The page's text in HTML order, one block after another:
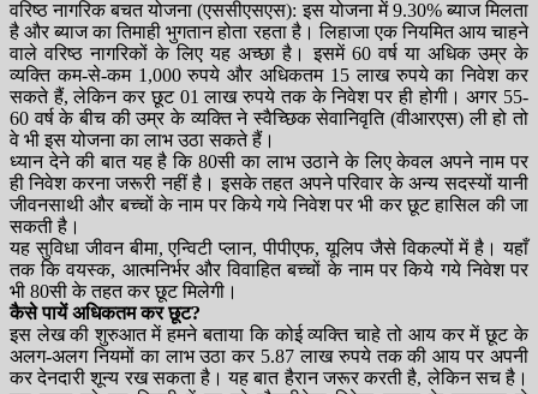
वरिष्ठ नागरिक बचत योजना (एससीएसएस): इस योजना में 9.30% ब्याज मिलता
है और ब्याज का तिमाही भुगतान होता रहता है। लिहाजा एक नियमित आय चाहने
वाले वरिष्ठ नागरिकों के लिए यह अच्छा है। इसमें 60 वर्ष या अधिक उम्र के
व्यक्ति कम-से-कम 1,000 रुपये और अधिकतम 15 लाख रुपये का निवेश कर
सकते हैं, लेकिन कर छूट 01 लाख रुपये तक के निवेश पर ही होगी। अगर 55-
60 वर्ष के बीच की उम्र के व्यक्ति ने स्वैच्छिक सेवानिवृति (वीआरएस) ली हो तो
वे भी इस योजना का लाभ उठा सकते हैं।
ध्यान देने की बात यह है कि 80सी का लाभ उठाने के लिए केवल अपने नाम पर
ही निवेश करना जरूरी नहीं है। इसके तहत अपने परिवार के अन्य सदस्यों यानी
जीवनसाथी और बच्चों के नाम पर किये गये निवेश पर भी कर छूट हासिल की जा
सकती है।
यह सुविधा जीवन बीमा, एन्विटी प्लान, पीपीएफ, यूलिप जैसे विकल्पों में है। यहाँ
तक कि वयस्क, आत्मनिर्भर और विवाहित बच्चों के नाम पर किये गये निवेश पर
भी 80सी के तहत कर छूट मिलेगी।
कैसे पायें अधिकतम कर छूट?
इस लेख की शुरुआत में हमने बताया कि कोई व्यक्ति चाहे तो आय कर में छूट के
अलग-अलग नियमों का लाभ उठा कर 5.87 लाख रुपये तक की आय पर अपनी
कर देनदारी शून्य रख सकता है। यह बात हैरान जरूर करती है, लेकिन सच है।